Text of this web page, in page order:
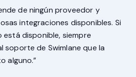
de ningún proveedor y
integraciones disponibles. Si
está disponible, siempre
soporte de Swimlane que la
alguno.”